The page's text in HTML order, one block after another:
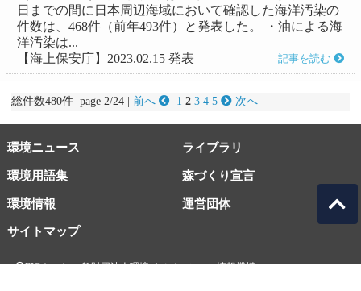
日までの間に日本周辺海域において確認した海洋汚染の
件数は、468件（前年493件）と発表した。 ・油による海
洋汚染は...
【海上保安庁】2023.02.15 発表
記事を読む
総件数480件 page 2/24 | 前へ 1 2 3 4 5 次へ
環境ニュース ライブラリ
環境用語集 森づくり宣言
環境情報
サイトマップ
運営団体
EICネット 一般財団法人環境イノベーション情報機構